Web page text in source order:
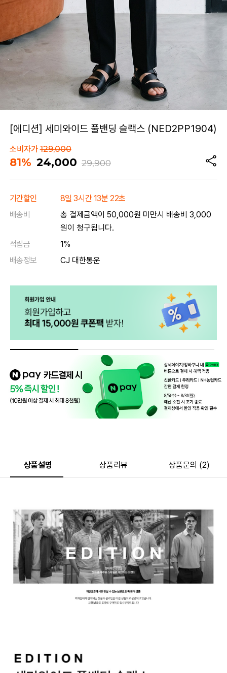
[에디션] 세미와이드 풀밴딩 슬랙스 (NED2PP1904)
소비자가129,000
81% 24,000 29,900
기간할인
8일 3시간 13분 22초
배송비
총 결제금액이 50,000원 미만시 배송비 3,000
원이 청구됩니다.
적립금
1%
배송정보
CJ 대한통운
상품설명 상품리뷰 상품문의 (2)